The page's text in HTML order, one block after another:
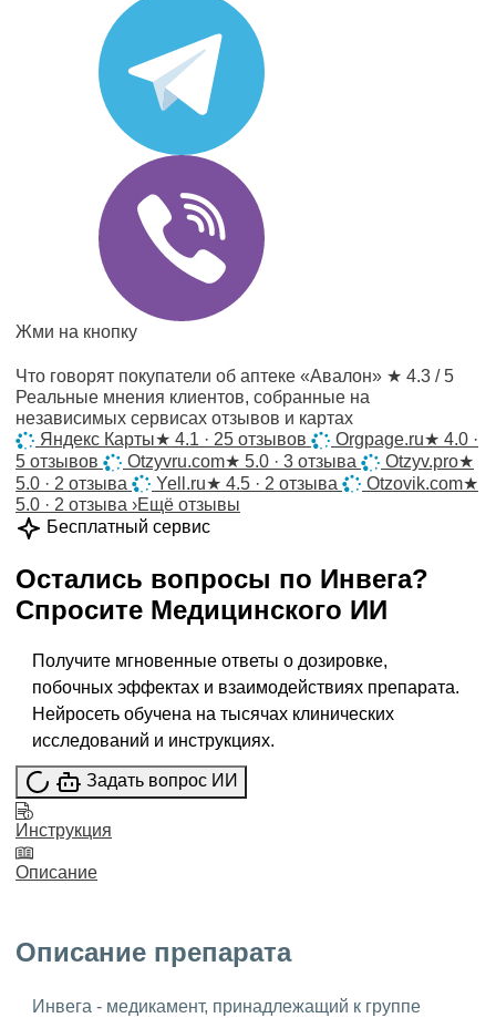
Жми на кнопку
Что говорят покупатели об аптеке «Авалон» ★ 4.3 / 5
Реальные мнения клиентов, собранные на
независимых сервисах отзывов и картах
Яндекс Карты★ 4.1 · 25 отзывов Orgpage.ru★ 4.0 ·
5 отзывов
Otzyvru.com★ 5.0 · 3 отзыва Otzyv.pro★
5.0 · 2 отзыва
Yell.ru★ 4.5 · 2 отзыва Otzovik.com★
5.0 · 2 отзыва ›Ещё отзывы
Бесплатный сервис
Остались вопросы по Инвега?
Спросите Медицинского ИИ
Получите мгновенные ответы о дозировке,
побочных эффектах и взаимодействиях препарата.
Нейросеть обучена на тысячах клинических
исследований и инструкциях.
Задать вопрос ИИ
Инструкция
Описание
Описание препарата
Инвега - медикамент, принадлежащий к группе